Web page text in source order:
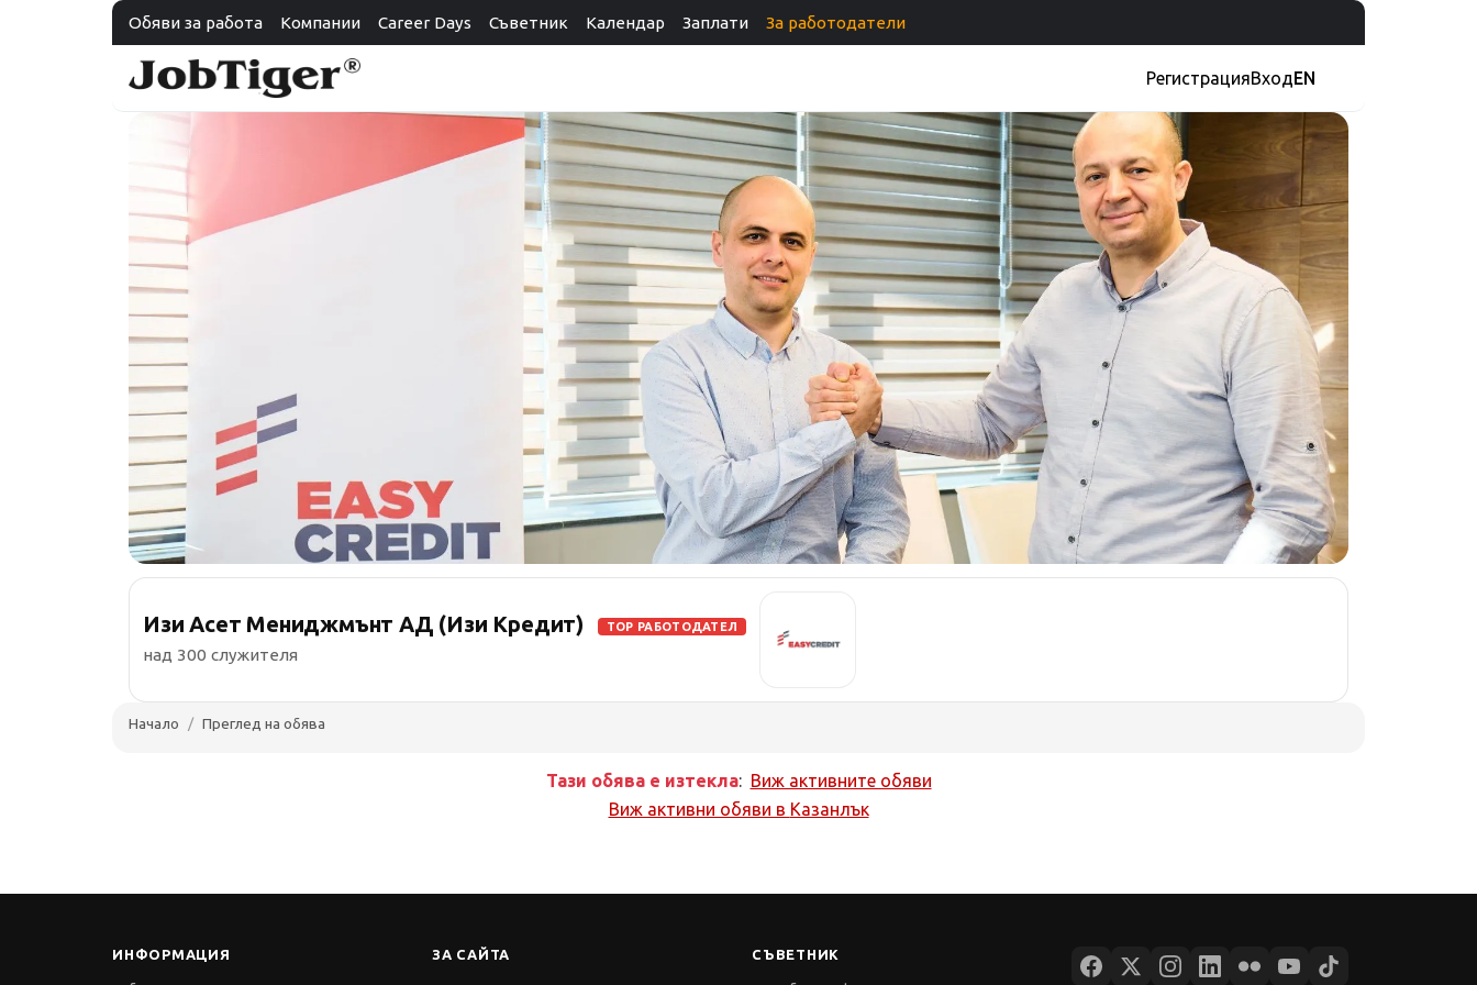
Обяви за работа Компании Career Days Съветник Календар Заплати За работодатели
РегистрацияВходEN
Изи Асет Мениджмънт АД (Изи Кредит) TOP РАБОТОДАТЕЛ
над 300 служителя
Начало Преглед на обява
Тази обява е изтекла: Виж активните обяви
Виж активни обяви в Казанлък
ИНФОРМАЦИЯ ЗА САЙТА СЪВЕТНИК